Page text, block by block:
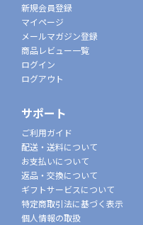
新規会員登録
マイページ
メールマガジン登録
商品レビュー一覧
ログイン
ログアウト
サポート
ご利用ガイド
配送・送料について
お支払いについて
返品・交換について
ギフトサービスについて
特定商取引法に基づく表示
個人情報の取扱